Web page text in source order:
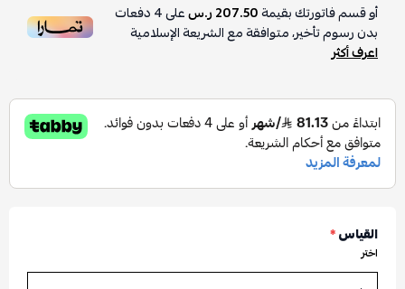
أو قسم فاتورتك بقيمة207.50 ر.س على4دفعات
بدون رسوم تأخير، متوافقة مع الشريعة الإسلامية
اعرف أكثر
القياس*
اختر